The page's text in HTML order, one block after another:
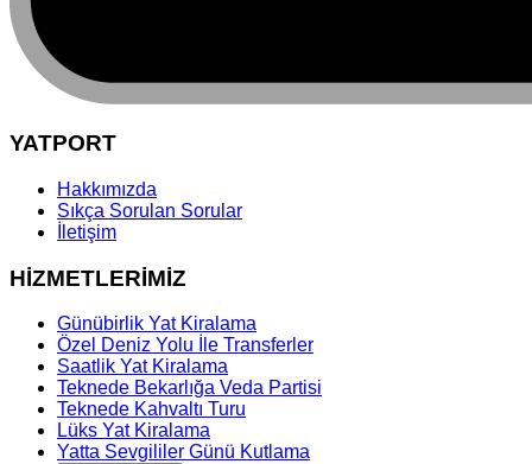
YATPORT
Hakkımızda
Sıkça Sorulan Sorular
İletişim
HİZMETLERİMİZ
Günübirlik Yat Kiralama
Özel Deniz Yolu İle Transferler
Saatlik Yat Kiralama
Teknede Bekarlığa Veda Partisi
Teknede Kahvaltı Turu
Lüks Yat Kiralama
Yatta Sevgililer Günü Kutlama